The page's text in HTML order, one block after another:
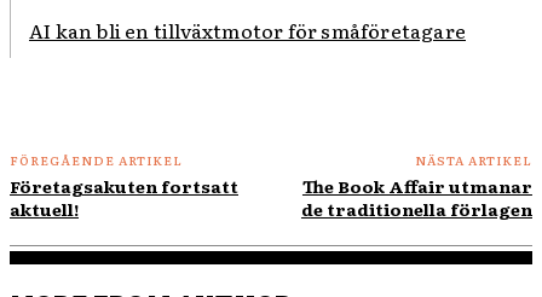
AI kan bli en tillväxtmotor för småföretagare
FÖREGÅENDE ARTIKEL
Företagsakuten fortsatt
aktuell!
NÄSTA ARTIKEL
The Book Affair utmanar
de traditionella förlagen